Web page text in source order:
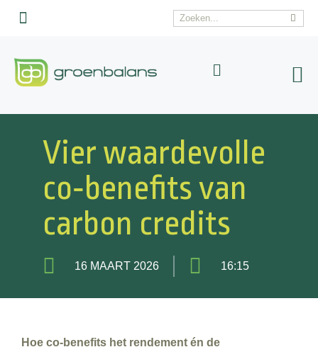
Vier waardevolle
co‑benefits van
carbon credits
16 MAART 2026 16:15
Hoe co‑benefits het rendement én de